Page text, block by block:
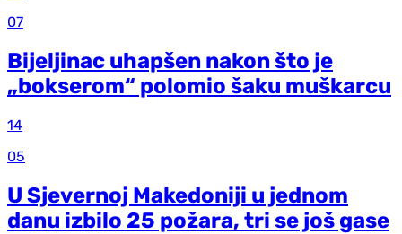
07
Bijeljinac uhapšen nakon što je
„bokserom“ polomio šaku muškarcu
14
05
U Sjevernoj Makedoniji u jednom
danu izbilo 25 požara, tri se još gase